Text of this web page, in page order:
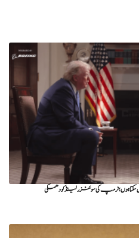
ہوں؛ ٹرمپ کی سوئٹزرلینڈ کو دھمکی